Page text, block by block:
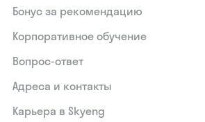
Бонус за рекомендацию
Корпоративное обучение
Вопрос-ответ
Адреса и контакты
Карьера в Skyeng